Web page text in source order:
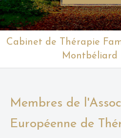
Cabinet de Thérapie
Montbéliard
Membres de
Européenne de